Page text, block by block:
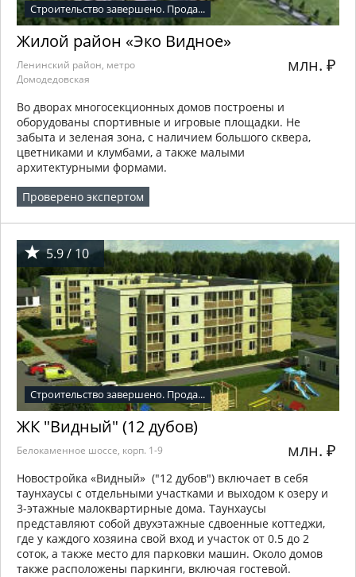
Строительство завершено. Прода...
Жилой район «Эко Видное»
Ленинский район, метро
Домодедовская
млн. ₽
Во дворах многосекционных домов построены и
оборудованы спортивные и игровые площадки. Не
забыта и зеленая зона, с наличием большого сквера,
цветниками и клумбами, а также малыми
архитектурными формами.
Проверено экспертом
5.9 / 10
Строительство завершено. Прода...
ЖК "Видный" (12 дубов)
Белокаменное шоссе, корп. 1-9 млн. ₽
Новостройка «Видный» ("12 дубов") включает в себя
таунхаусы с отдельными участками и выходом к озеру и
3-этажные малоквартирные дома. Таунхаусы
представляют собой двухэтажные сдвоенные коттеджи,
где у каждого хозяина свой вход и участок от 0.5 до 2
соток, а также место для парковки машин. Около домов
также расположены паркинги, включая гостевой.